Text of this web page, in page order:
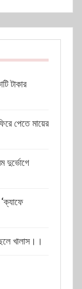
টাকার
পেতে মায়ের
দুর্ভোগে
খালাস।।